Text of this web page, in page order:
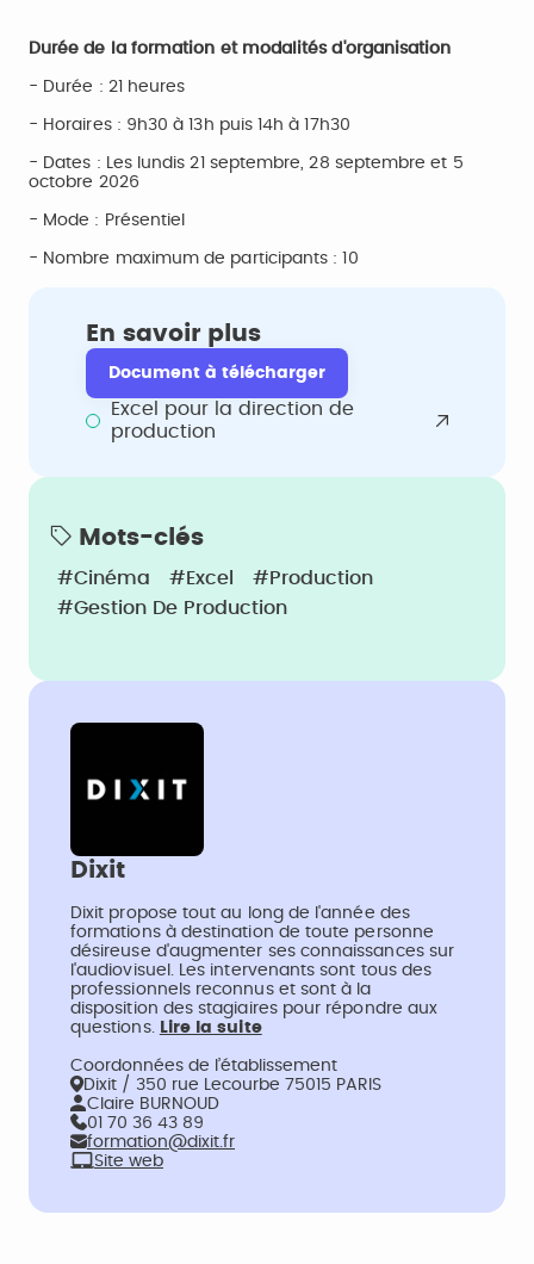
Durée de la formation et modalités d'organisation
- Durée : 21 heures
- Horaires : 9h30 à 13h puis 14h à 17h30
- Dates : Les lundis 21 septembre, 28 septembre et 5
octobre 2026
- Mode : Présentiel
- Nombre maximum de participants : 10
En savoir plus
Document à télécharger
Excel pour la direction de
production
Mots-clés
#Cinéma #Excel
#Production
#Gestion De Production
Dixit
Dixit propose tout au long de l'année des
formations à destination de toute personne
désireuse d'augmenter ses connaissances sur
l'audiovisuel. Les intervenants sont tous des
professionnels reconnus et sont à la
disposition des stagiaires pour répondre aux
questions.
Lire la suite
Coordonnées de l’établissement
Dixit / 350 rue Lecourbe 75015 PARIS
Claire BURNOUD
01 70 36 43 89
formation@dixit.fr
Site web